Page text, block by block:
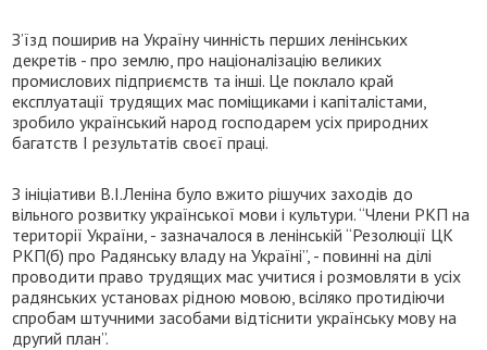
З’їзд поширив на Україну чинність перших ленінських
декретів - про землю, про націоналізацію великих
промислових підприємств та інші. Це поклало край
експлуатації трудящих мас поміщиками і капіталістами,
зробило український народ господарем усіх природних
багатств І результатів своєї праці.
З ініціативи В.І.Леніна було вжито рішучих заходів до
вільного розвитку української мови і культури. “Члени РКП на
території України, - зазначалося в ленінській “Резолюції ЦК
РКП(б) про Радянську владу на Україні”, - повинні на ділі
проводити право трудящих мас учитися і розмовляти в усіх
радянських установах рідною мовою, всіляко протидіючи
спробам штучними засобами відтіснити українську мову на
другий план”.